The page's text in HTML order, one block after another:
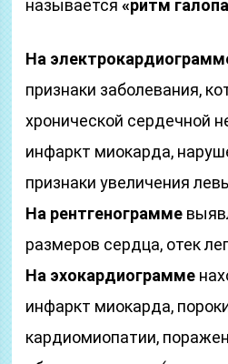
называется«ритм
На
признаки заболевания,
хронической сердечной
инфаркт миокарда,
признаки увеличения
На рентгенограмме
размеров сердца, отек
На эхокардиограмме
инфаркт миокарда,
кардиомиопатии,